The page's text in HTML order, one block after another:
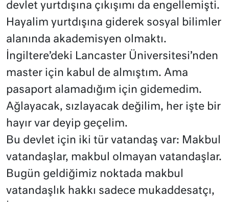
devlet yurtdışına çıkışımı da engellemişti.
Hayalim yurtdışına giderek sosyal bilimler
alanında akademisyen olmaktı.
İngiltere’deki Lancaster Üniversitesi’nden
master için kabul de almıştım. Ama
pasaport alamadığım için gidemedim.
Ağlayacak, sızlayacak değilim, her işte bir
hayır var deyip geçelim.
Bu devlet için iki tür vatandaş var: Makbul
vatandaşlar, makbul olmayan vatandaşlar.
Bugün geldiğimiz noktada makbul
vatandaşlık hakkı sadece mukaddesatçı,